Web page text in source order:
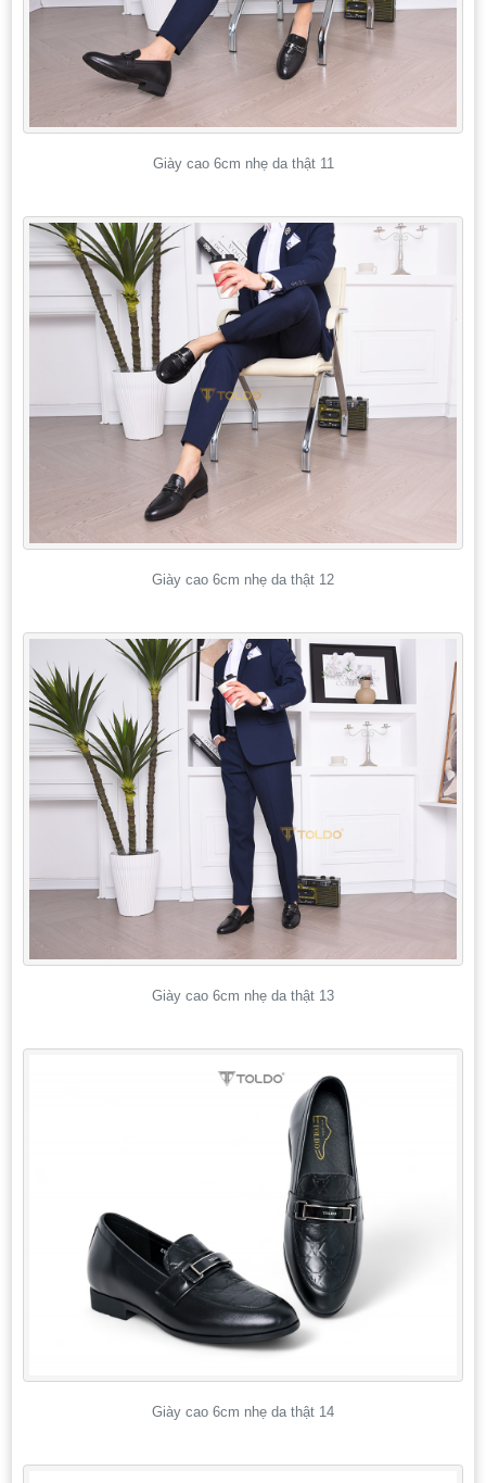
Giày cao 6cm nhẹ da thật 11
Giày cao 6cm nhẹ da thật 12
Giày cao 6cm nhẹ da thật 13
Giày cao 6cm nhẹ da thật 14